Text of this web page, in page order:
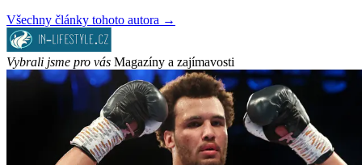
Všechny články tohoto autora →
Vybrali jsme pro vás Magazíny a zajímavosti